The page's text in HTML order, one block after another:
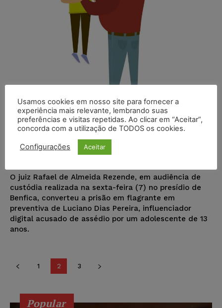
Justiça decreta prisão preventiva
de influenciador digital acusado
de assédio a adolescente em
banheiro
O juiz Rafael de Almeida Rezende, em audiência de
custódia realizada na sexta-feira (7) no presídio de
Benfica, converteu a prisão em flagrante em
preventiva de Luciano Dias Pereira, influenciador
digital acusado de assédio por um adolescente de 13
anos.
1 2 3
Popular
Usamos cookies em nosso site para fornecer a
experiência mais relevante, lembrando suas
preferências e visitas repetidas. Ao clicar em “Aceitar”,
concorda com a utilização de TODOS os cookies.
Configurações Aceitar